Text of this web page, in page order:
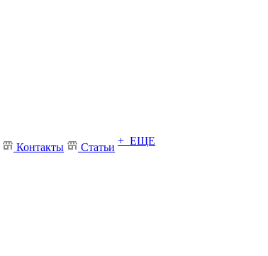
Контакты Статьи
+ ЕЩЕ